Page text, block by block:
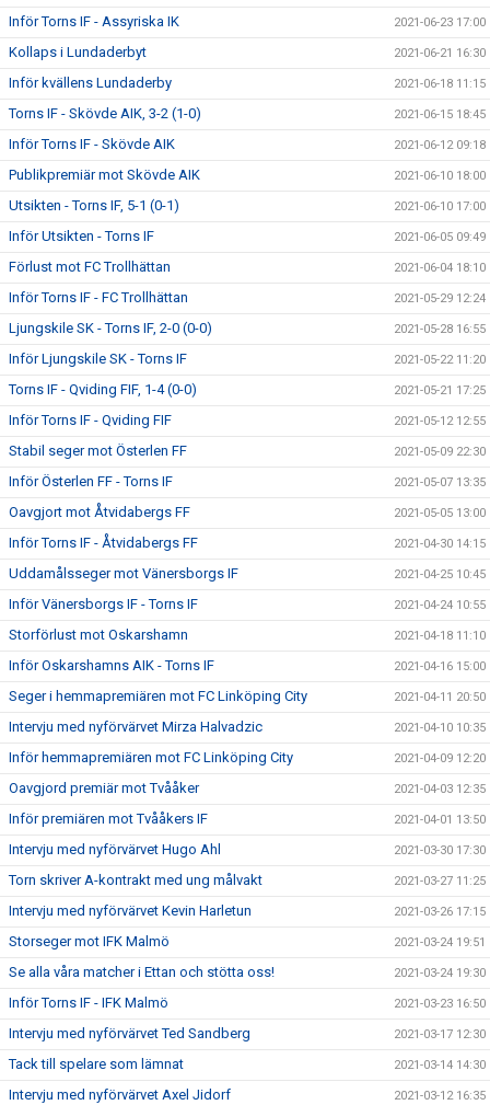
Inför Torns IF - Assyriska IK 2021-06-23 17:00
Kollaps i Lundaderbyt 2021-06-21 16:30
Inför kvällens Lundaderby 2021-06-18 11:15
Torns IF - Skövde AIK, 3-2 (1-0) 2021-06-15 18:45
Inför Torns IF - Skövde AIK 2021-06-12 09:18
Publikpremiär mot Skövde AIK 2021-06-10 18:00
Utsikten - Torns IF, 5-1 (0-1) 2021-06-10 17:00
Inför Utsikten - Torns IF 2021-06-05 09:49
Förlust mot FC Trollhättan 2021-06-04 18:10
Inför Torns IF - FC Trollhättan 2021-05-29 12:24
Ljungskile SK - Torns IF, 2-0 (0-0) 2021-05-28 16:55
Inför Ljungskile SK - Torns IF 2021-05-22 11:20
Torns IF - Qviding FIF, 1-4 (0-0) 2021-05-21 17:25
Inför Torns IF - Qviding FIF 2021-05-12 12:55
Stabil seger mot Österlen FF 2021-05-09 22:30
Inför Österlen FF - Torns IF 2021-05-07 13:35
Oavgjort mot Åtvidabergs FF 2021-05-05 13:00
Inför Torns IF - Åtvidabergs FF 2021-04-30 14:15
Uddamålsseger mot Vänersborgs IF 2021-04-25 10:45
Inför Vänersborgs IF - Torns IF 2021-04-24 10:55
Storförlust mot Oskarshamn 2021-04-18 11:10
Inför Oskarshamns AIK - Torns IF 2021-04-16 15:00
Seger i hemmapremiären mot FC Linköping City 2021-04-11 20:50
Intervju med nyförvärvet Mirza Halvadzic 2021-04-10 10:35
Inför hemmapremiären mot FC Linköping City 2021-04-09 12:20
Oavgjord premiär mot Tvååker 2021-04-03 12:35
Inför premiären mot Tvååkers IF 2021-04-01 13:50
Intervju med nyförvärvet Hugo Ahl 2021-03-30 17:30
Torn skriver A-kontrakt med ung målvakt 2021-03-27 11:25
Intervju med nyförvärvet Kevin Harletun 2021-03-26 17:15
Storseger mot IFK Malmö 2021-03-24 19:51
Se alla våra matcher i Ettan och stötta oss! 2021-03-24 19:30
Inför Torns IF - IFK Malmö 2021-03-23 16:50
Intervju med nyförvärvet Ted Sandberg 2021-03-17 12:30
Tack till spelare som lämnat 2021-03-14 14:30
Intervju med nyförvärvet Axel Jidorf 2021-03-12 16:35